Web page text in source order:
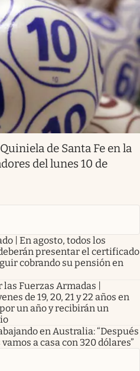
de Santa Fe en la
del lunes 10 de
| En agosto, todos los
presentar el certificado
cobrando su pensión en
Fuerzas Armadas |
de 19, 20, 21 y 22 años en
un año y recibirán un
en Australia: “Después
a casa con 320 dólares”